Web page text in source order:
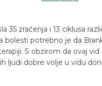
35 zračenja i 13 ciklusa
bolesti potrebno je da
S obzirom da ovaj
ljudi dobre volje u vidu